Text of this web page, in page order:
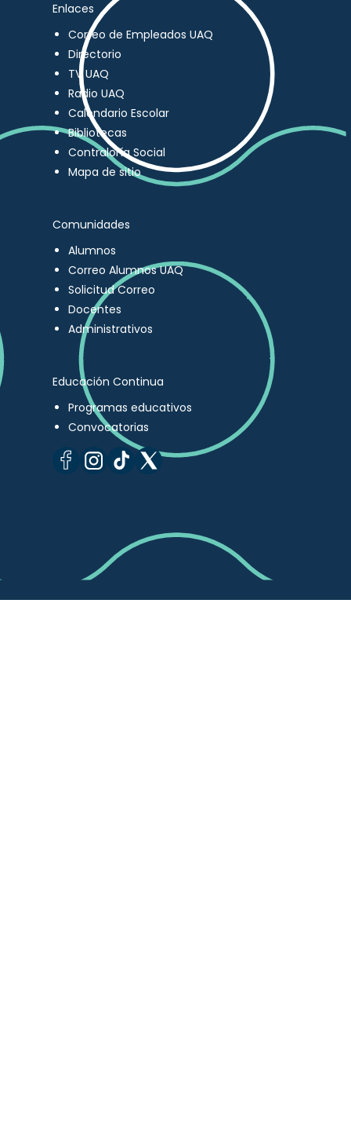
Enlaces
Correo de Empleados UAQ
Directorio
TV UAQ
Radio UAQ
Calendario Escolar
Bibliotecas
Contraloría Social
Mapa de sitio
Comunidades
Alumnos
Correo Alumnos UAQ
Solicitud Correo
Docentes
Administrativos
Educación Continua
Programas educativos
Convocatorias